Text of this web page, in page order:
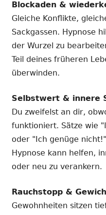
Blockaden &
Gleiche Konflikte,
Sackgassen. Hypnose
der Wurzel zu
Teil deines früheren
überwinden.
Selbstwert & innere
Du zweifelst an dir,
funktioniert. Sätze wie
oder "Ich genüge
Hypnose kann helfen,
oder neu zu verankern.
Rauchstopp &
Gewohnheiten sitzen